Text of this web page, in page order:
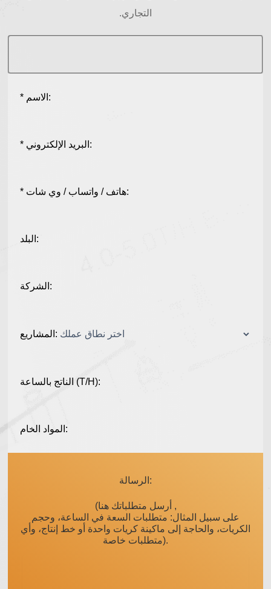
التجاري.
* الاسم:
* البريد الإلكتروني:
* هاتف / واتساب / وي شات:
البلد:
الشركة:
المشاريع:
الناتج بالساعة (T/H):
المواد الخام:
الرسالة:
(أرسل متطلباتك هنا ,
على سبيل المثال: متطلبات السعة في الساعة، وحجم
الكريات، والحاجة إلى ماكينة كريات واحدة أو خط إنتاج، وأي
متطلبات خاصة).